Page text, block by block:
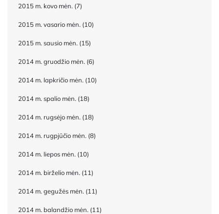
2015 m. kovo mėn. (7)
2015 m. vasario mėn. (10)
2015 m. sausio mėn. (15)
2014 m. gruodžio mėn. (6)
2014 m. lapkričio mėn. (10)
2014 m. spalio mėn. (18)
2014 m. rugsėjo mėn. (18)
2014 m. rugpjūčio mėn. (8)
2014 m. liepos mėn. (10)
2014 m. birželio mėn. (11)
2014 m. gegužės mėn. (11)
2014 m. balandžio mėn. (11)